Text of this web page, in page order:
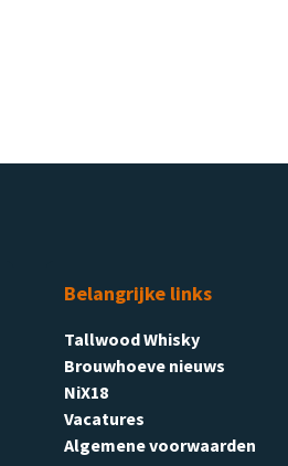
Belangrijke links
Tallwood Whisky
Brouwhoeve nieuws
NiX18
Vacatures
Algemene voorwaarden